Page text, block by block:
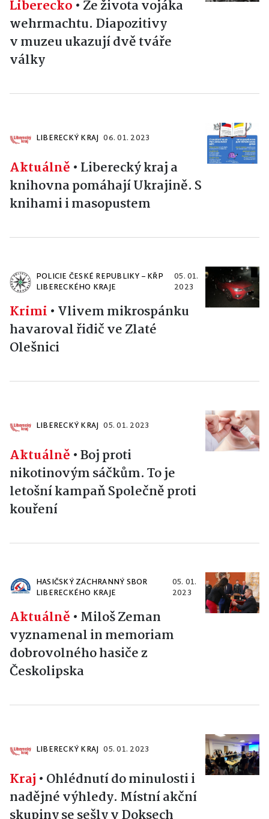
Liberecko • Ze života vojáka
wehrmachtu. Diapozitivy
v muzeu ukazují dvě tváře
války
LIBERECKÝ KRAJ 06. 01. 2023
Aktuálně • Liberecký kraj a
knihovna pomáhají Ukrajině. S
knihami i masopustem
POLICIE ČESKÉ REPUBLIKY – KŘP
LIBERECKÉHO KRAJE
05. 01.
2023
Krimi • Vlivem mikrospánku
havaroval řidič ve Zlaté
Olešnici
LIBERECKÝ KRAJ 05. 01. 2023
Aktuálně •Boj proti
nikotinovým sáčkům. To je
letošní kampaň Společně proti
kouření
HASIČSKÝ ZÁCHRANNÝ SBOR
LIBERECKÉHO KRAJE
05. 01.
2023
Aktuálně • Miloš Zeman
vyznamenal in memoriam
dobrovolného hasiče z
Českolipska
LIBERECKÝ KRAJ 05. 01. 2023
Kraj • Ohlédnutí do minulosti i
nadějné výhledy. Místní akční